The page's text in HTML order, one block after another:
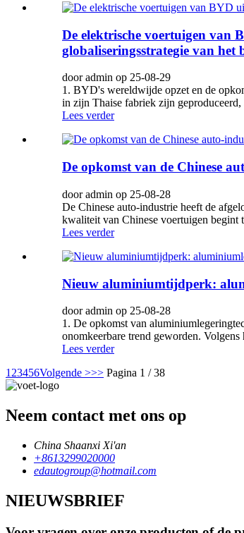
De elektrische voertuigen van
globaliseringsstrategie van het
door admin op 25-08-29
1. BYD's wereldwijde opzet en de
in zijn Thaise fabriek zijn
Lees verder
De opkomst van de Chinese
door admin op 25-08-28
De Chinese auto-industrie heeft de
kwaliteit van Chinese voertuigen begint
Lees verder
Nieuw aluminiumtijdperk:
door admin op 25-08-28
1. De opkomst van
onomkeerbare trend geworden.
Lees verder
1 23456Volgende >>> Pagina 1 / 38
Neem contact met ons op
China Shaanxi Xi'an
+8613299020000
edautogroup@hotmail.com
NIEUWSBRIEF